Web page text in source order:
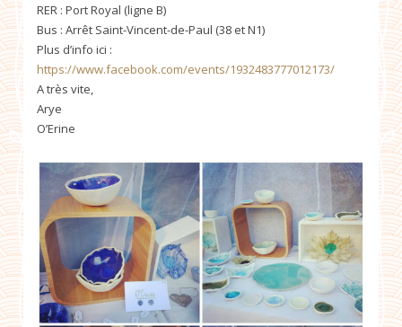
RER : Port Royal (ligne B)
Bus : Arrêt Saint-Vincent-de-Paul (38 et N1)
Plus d’info ici :
https://www.facebook.com/events/1932483777012173/
A très vite,
Arye
O’Erine